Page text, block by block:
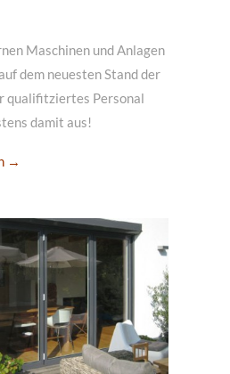
Maschinen und Anlagen
dem neuesten Stand der
qualifitziertes Personal
damit aus!
→